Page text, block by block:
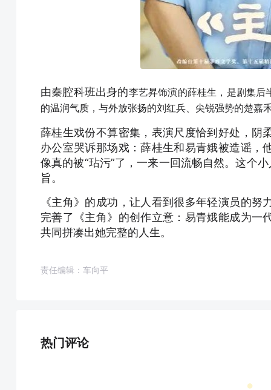
由秦腔科班出身的李艺昇饰演的薛桂生，是剧集
的温润气质，与外放张扬的刘红兵、尖锐强势的楚嘉
薛桂生戏份不算密集，表演尺度恰到好处，阴
办公室哭诉那场戏：薛桂生和易青娥被造谣，
像真的被“玷污”了，一来一回流畅自然。这个
旨。
《主角》的成功，让人看到很多年轻演员的
完善了《主角》的创作立意：易青娥能成为一
共同拼凑出她完整的人生。
责任编辑：车向平
热门评论